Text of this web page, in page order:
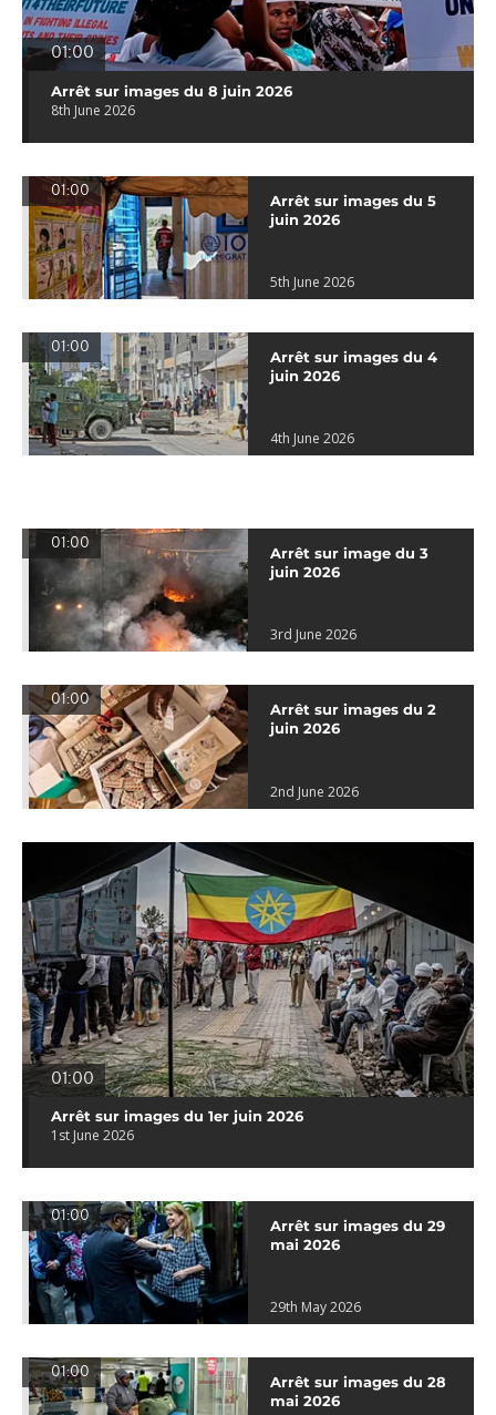
01:00
Arrêt sur images du 8 juin 2026
8th June 2026
01:00
Arrêt sur images du 5
juin 2026
5th June 2026
01:00
Arrêt sur images du 4
juin 2026
4th June 2026
01:00
Arrêt sur image du 3
juin 2026
3rd June 2026
01:00
Arrêt sur images du 2
juin 2026
2nd June 2026
01:00
Arrêt sur images du 1er juin 2026
1st June 2026
01:00
Arrêt sur images du 29
mai 2026
29th May 2026
01:00
Arrêt sur images du 28
mai 2026